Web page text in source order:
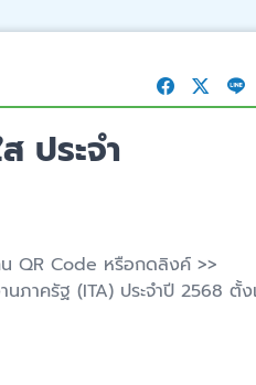
ประจำ
น QR Code หรือกดลิงค์ >>
นภาครัฐ (ITA) ประจำปี 2568 ตั้